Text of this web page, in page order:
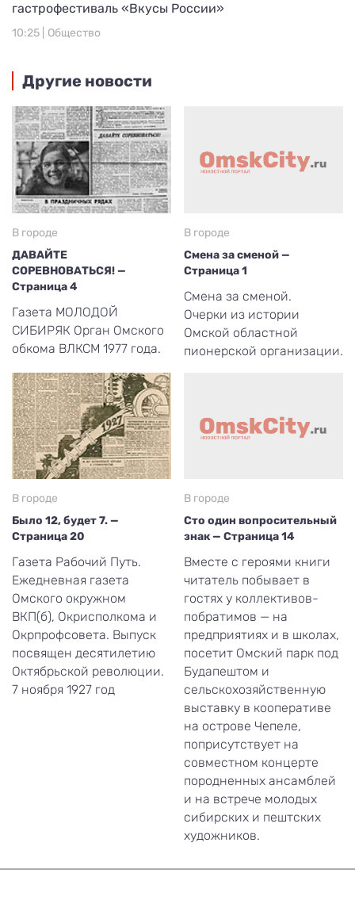
гастрофестиваль «Вкусы России»
10:25 | Общество
Другие новости
В городе
ДАВАЙТЕ
СОРЕВНОВАТЬСЯ! —
Страница 4
Газета МОЛОДОЙ
СИБИРЯК Орган Омского
обкома ВЛКСМ 1977 года.
В городе
Смена за сменой —
Страница 1
Смена за сменой.
Очерки из истории
Омской областной
пионерской организации.
В городе
Было 12, будет 7. —
Страница 20
Газета Рабочий Путь.
Ежедневная газета
Омского окружном
ВКП(б), Окрисполкома и
Окрпрофсовета. Выпуск
посвящен десятилетию
Октябрьской революции.
7 ноября 1927 год
В городе
Сто один вопросительный
знак — Страница 14
Вместе с героями книги
читатель побывает в
гостях у коллективов-
побратимов — на
предприятиях и в школах,
посетит Омский парк под
Будапештом и
сельскохозяйственную
выставку в кооперативе
на острове Чепеле,
поприсутствует на
совместном концерте
породненных ансамблей
и на встрече молодых
сибирских и пештских
художников.